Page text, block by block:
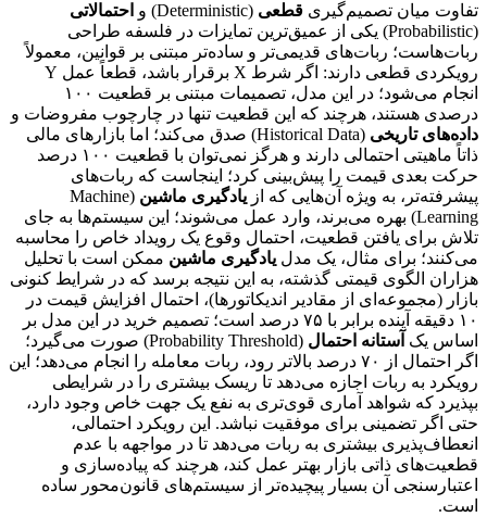
تفاوت میان تصمیم‌گیری قطعی (Deterministic) و
احتمالاتی
(Probabilistic) یکی از عمیق‌ترین تمایزات در فلسفه طراحی
ربات‌هاست؛ ربات‌های قدیمی‌تر و ساده‌تر مبتنی بر قوانین، معمولاً
رویکردی قطعی دارند: اگر شرط X برقرار باشد، قطعاً عمل Y
انجام می‌شود؛ در این مدل، تصمیمات مبتنی بر قطعیت ۱۰۰
درصدی هستند، هرچند که این قطعیت تنها در چارچوب مفروضات و
داده‌های تاریخی
(Historical Data) صدق می‌کند؛ اما بازارهای مالی
ذاتاً ماهیتی احتمالی دارند و هرگز نمی‌توان با قطعیت ۱۰۰ درصد
حرکت بعدی قیمت را پیش‌بینی کرد؛ اینجاست که ربات‌های
پیشرفته‌تر، به ویژه آن‌هایی که از یادگیری ماشین (Machine
Learning) بهره می‌برند، وارد عمل می‌شوند؛ این سیستم‌ها به جای
تلاش برای یافتن قطعیت، احتمال وقوع یک رویداد خاص را محاسبه
می‌کنند؛ برای مثال، یک مدل یادگیری ماشین ممکن است با تحلیل
هزاران الگوی قیمتی گذشته، به این نتیجه برسد که در شرایط کنونی
بازار (مجموعه‌ای از مقادیر اندیکاتورها)، احتمال افزایش قیمت در
۱۰ دقیقه آینده برابر با ۷۵ درصد است؛ تصمیم خرید در این مدل بر
اساس یک آستانه احتمال
(Probability Threshold) صورت می‌گیرد؛
اگر احتمال از ۷۰ درصد بالاتر رود، ربات معامله را انجام می‌دهد؛ این
رویکرد به ربات اجازه می‌دهد تا ریسک بیشتری را در شرایطی
بپذیرد که شواهد آماری قوی‌تری به نفع یک جهت خاص وجود دارد،
حتی اگر تضمینی برای موفقیت نباشد. این رویکرد احتمالی،
انعطاف‌پذیری بیشتری به ربات می‌دهد تا در مواجهه با عدم
قطعیت‌های ذاتی بازار بهتر عمل کند، هرچند که پیاده‌سازی و
اعتبارسنجی آن بسیار پیچیده‌تر از سیستم‌های قانون‌محور ساده
است.